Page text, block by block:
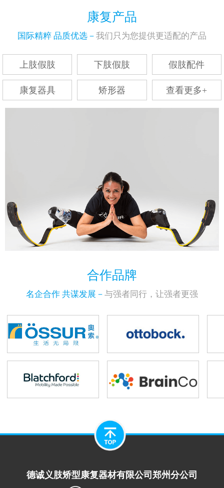
康复产品
国际精粹 品质优选－ 我们只为您提供更适配的产品
上肢假肢 下肢假肢 假肢配件
康复器具 矫形器 查看更多+
合作品牌
名企合作 共谋发展－ 与强者同行，让强者更强
德诚义肢矫型康复器材有限公司郑州分公司